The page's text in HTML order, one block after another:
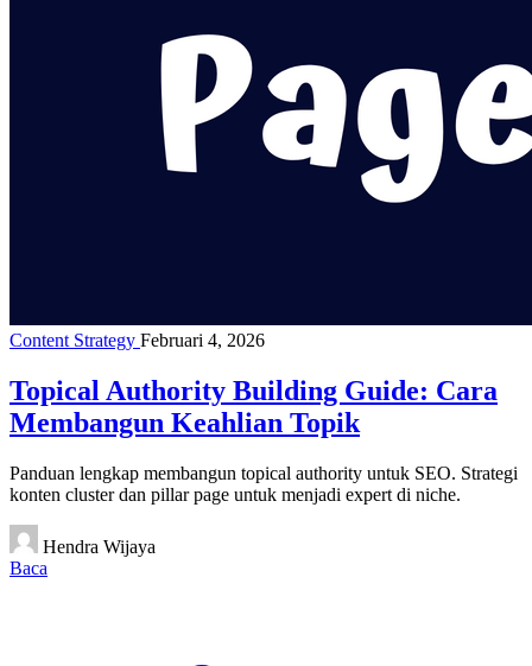
Content Strategy Februari 4, 2026
Topical Authority Building Guide: Cara
Membangun Keahlian Topik
Panduan lengkap membangun topical authority untuk SEO. Strategi
konten cluster dan pillar page untuk menjadi expert di niche.
Hendra Wijaya
Baca